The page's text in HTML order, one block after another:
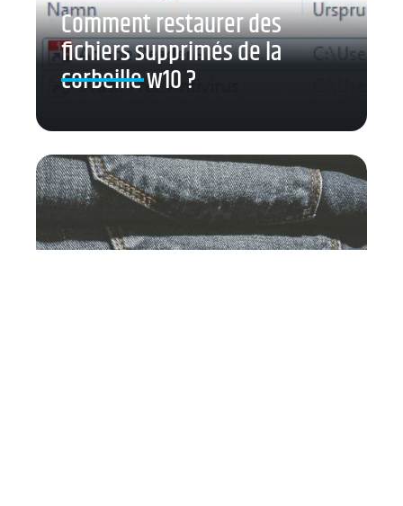
Comment restaurer des
fichiers supprimés de la
corbeille w10 ?